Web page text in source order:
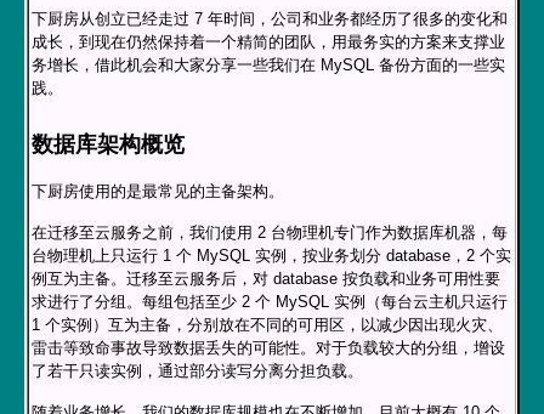
下厨房从创立已经走过 7 年时间，公司和业务都经历了很多的变化和
成长，到现在仍然保持着一个精简的团队，用最务实的方案来支撑业
务增长，借此机会和大家分享一些我们在 MySQL 备份方面的一些实
践。
数据库架构概览
下厨房使用的是最常见的主备架构。
在迁移至云服务之前，我们使用 2 台物理机专门作为数据库机器，每
台物理机上只运行 1 个 MySQL 实例，按业务划分 database，2 个实
例互为主备。迁移至云服务后，对 database 按负载和业务可用性要
求进行了分组。每组包括至少 2 个 MySQL 实例（每台云主机只运行
1 个实例）互为主备，分别放在不同的可用区，以减少因出现火灾、
雷击等致命事故导致数据丢失的可能性。对于负载较大的分组，增设
了若干只读实例，通过部分读写分离分担负载。